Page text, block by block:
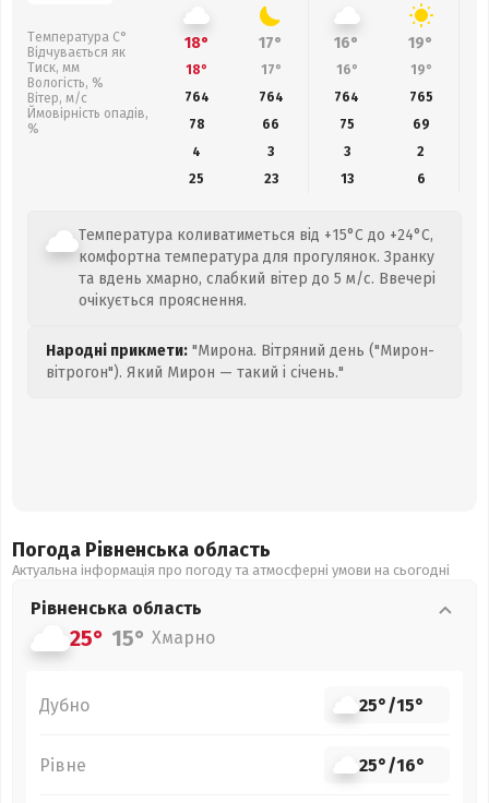
Температура С°
Відчувається як
Тиск, мм
Вологість, %
Вітер, м/с
Ймовірність опадів,
%
18° 17° 16° 19°
18° 17° 16° 19°
764
764 764 765
78
66 75 69
4
3 3
2
25
23 13 6
Температура коливатиметься від +15°C до +24°C,
комфортна температура для прогулянок. Зранку
та вдень хмарно, слабкий вітер до 5 м/с. Ввечері
очікується прояснення.
Народні прикмети: "Мирона. Вітряний день ("Мирон-
вітрогон"). Який Мирон — такий і січень."
Погода Рівненська область
Актуальна інформація про погоду та атмосферні умови на сьогодні
Рівненська область
25° 15° Хмарно
Дубно 25°/15°
Рівне 25°/16°